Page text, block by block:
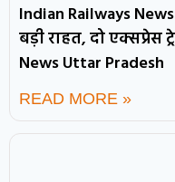
Indian Railways
बड़ी राहत, दो एक्सप्रेस
News Uttar Pradesh
READ MORE »